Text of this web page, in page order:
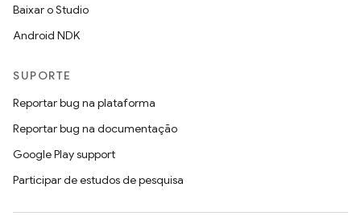
Baixar o Studio
Android NDK
SUPORTE
Reportar bug na plataforma
Reportar bug na documentação
Google Play support
Participar de estudos de pesquisa